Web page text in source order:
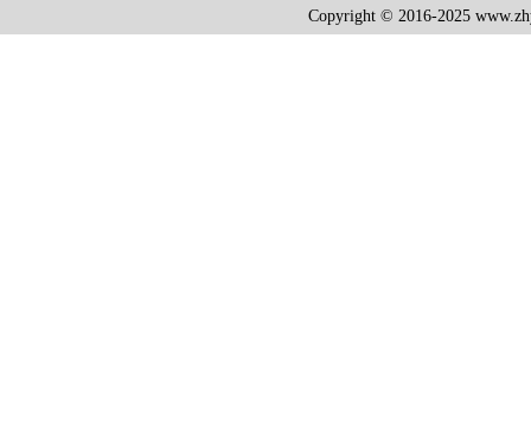
Copyright © 2016-2025